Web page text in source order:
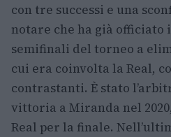
con tre successi e una
notare che ha già
semifinali del torneo a
cui era coinvolta la Real,
contrastanti. È stato
vittoria a Miranda nel
Real per la finale.